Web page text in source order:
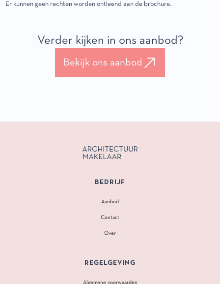
Er kunnen geen rechten worden ontleend aan de brochure.
Verder kijken in ons aanbod?
Bekijk ons aanbod
BEDRIJF
Aanbod
Contact
Over
REGELGEVING
Algemene voorwaarden